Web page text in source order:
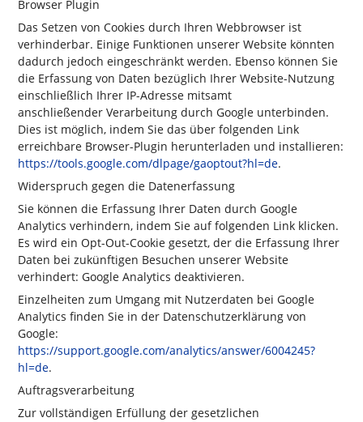
Browser Plugin
Das Setzen von Cookies durch Ihren Webbrowser ist
verhinderbar. Einige Funktionen unserer Website könnten
dadurch jedoch eingeschränkt werden. Ebenso können Sie
die Erfassung von Daten bezüglich Ihrer Website-Nutzung
einschließlich Ihrer IP-Adresse mitsamt
anschließender Verarbeitung durch Google unterbinden.
Dies ist möglich, indem Sie das über folgenden Link
erreichbare Browser-Plugin herunterladen und installieren:
https://tools.google.com/dlpage/gaoptout?hl=de.
Widerspruch gegen die Datenerfassung
Sie können die Erfassung Ihrer Daten durch Google
Analytics verhindern, indem Sie auf folgenden Link klicken.
Es wird ein Opt-Out-Cookie gesetzt, der die Erfassung Ihrer
Daten bei zukünftigen Besuchen unserer Website
verhindert: Google Analytics deaktivieren.
Einzelheiten zum Umgang mit Nutzerdaten bei Google
Analytics finden Sie in der Datenschutzerklärung von
Google:
https://support.google.com/analytics/answer/6004245?
hl=de.
Auftragsverarbeitung
Zur vollständigen Erfüllung der gesetzlichen